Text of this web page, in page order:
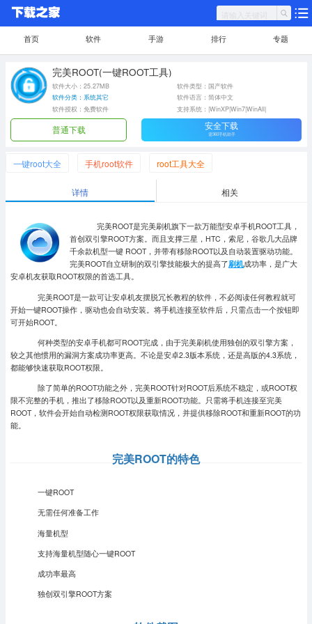
首页 软件 手游 排行 专题
完美ROOT(一键ROOT工具)
软件大小：25.27MB
软件类型：国产软件
软件分类：系统其它
软件语言：简体中文
软件授权：免费软件
支持系统：|WinXP|Win7|WinAll|
普通下载 安全下载
需360手机助手
一键root大全 手机root软件 root工具大全
详情 相关
完美ROOT是完美刷机旗下一款万能型安卓手机ROOT工具，
首创双引擎ROOT方案。而且支撑三星，HTC，索尼，谷歌几大品牌
千余款机型一键 ROOT，并带有移除ROOT以及自动装置驱动功能。
完美ROOT自立研制的双引擎技能极大的提高了刷机成功率，是广大
安卓机友获取ROOT权限的首选工具。
完美ROOT是一款可让安卓机友摆脱冗长教程的软件，不必阅读任何教程就可
开始一键ROOT操作，驱动也会自动安装。将手机连接至软件后，只需点击一个按钮即
可开始ROOT。
何种类型的安卓手机都可ROOT完成，由于完美刷机使用独创的双引擎方案，
较之其他惯用的漏洞方案成功率更高。不论是安卓2.3版本系统，还是高版的4.3系统，
都能够快速获取ROOT权限。
除了简单的ROOT功能之外，完美ROOT针对ROOT后系统不稳定，或ROOT权
限不完整的手机，推出了移除ROOT以及重新ROOT功能。只需将手机连接至完美
ROOT，软件会开始自动检测ROOT权限获取情况，并提供移除ROOT和重新ROOT的功
能。
完美ROOT的特色
一键ROOT
无需任何准备工作
海量机型
支持海量机型随心一键ROOT
成功率最高
独创双引擎ROOT方案